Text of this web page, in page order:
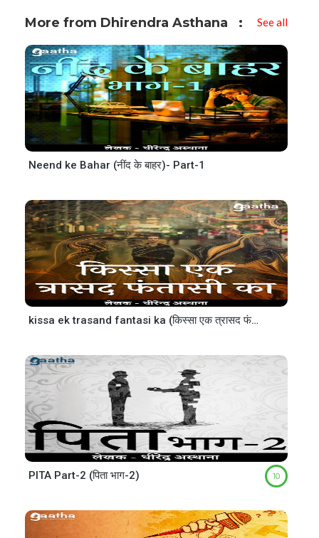
More from Dhirendra Asthana See all
Neend ke Bahar (नींद के बाहर)- Part-1
kissa ek trasand fantasi ka (किस्सा एक त्रासद फंतासी का)
PITA Part-2 (पिता भाग-2) 10